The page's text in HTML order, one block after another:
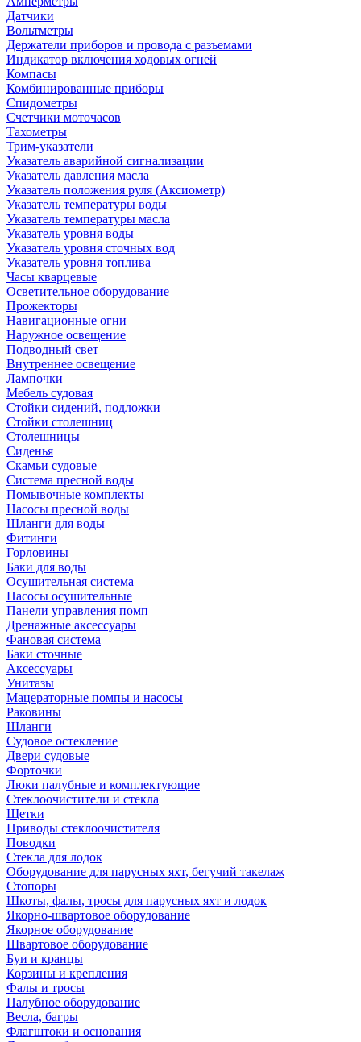
Датчики
Вольтметры
Держатели приборов и провода с разъемами
Индикатор включения ходовых огней
Компасы
Комбинированные приборы
Спидометры
Счетчики моточасов
Тахометры
Трим-указатели
Указатель аварийной сигнализации
Указатель давления масла
Указатель положения руля (Аксиометр)
Указатель температуры воды
Указатель температуры масла
Указатель уровня воды
Указатель уровня сточных вод
Указатель уровня топлива
Часы кварцевые
Осветительное оборудование
Прожекторы
Навигационные огни
Наружное освещение
Подводный свет
Внутреннее освещение
Лампочки
Мебель судовая
Стойки сидений, подложки
Стойки столешниц
Столешницы
Сиденья
Скамьи судовые
Система пресной воды
Помывочные комплекты
Насосы пресной воды
Шланги для воды
Фитинги
Горловины
Баки для воды
Осушительная система
Насосы осушительные
Панели управления помп
Дренажные аксессуары
Фановая система
Баки сточные
Аксессуары
Унитазы
Мацераторные помпы и насосы
Раковины
Шланги
Судовое остекление
Двери судовые
Форточки
Люки палубные и комплектующие
Стеклоочистители и стекла
Щетки
Приводы стеклоочистителя
Поводки
Стекла для лодок
Оборудование для парусных яхт, бегучий такелаж
Стопоры
Шкоты, фалы, тросы для парусных яхт и лодок
Якорно-швартовое оборудование
Якорное оборудование
Швартовое оборудование
Буи и кранцы
Корзины и крепления
Фалы и тросы
Палубное оборудование
Весла, багры
Флагштоки и основания